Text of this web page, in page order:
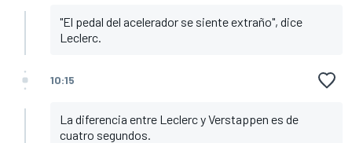
"El pedal del acelerador se siente extraño", dice
Leclerc.
10:15
La diferencia entre Leclerc y Verstappen es de
cuatro segundos.